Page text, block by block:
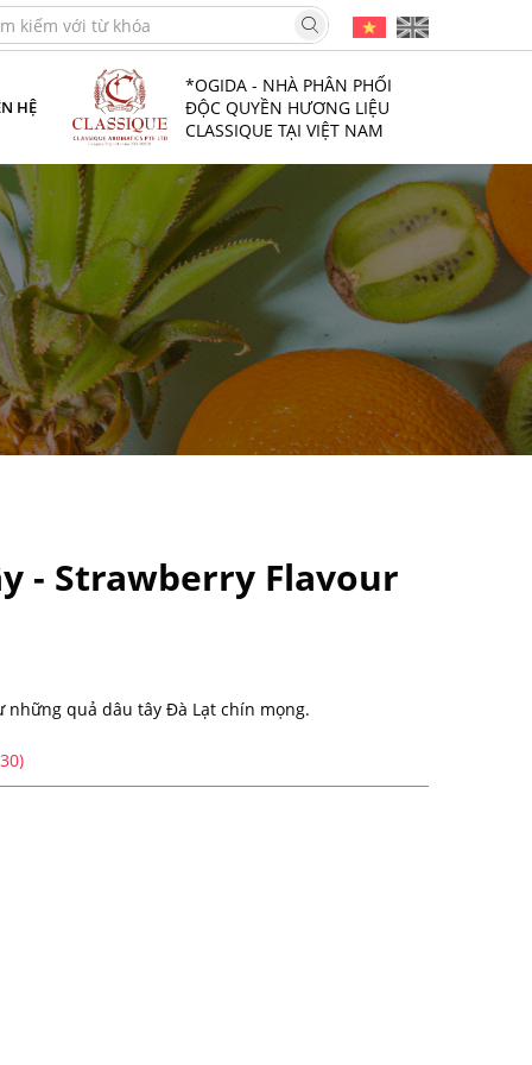
HỆ
*OGIDA - NHÀ PHÂN PHỐI
ĐỘC QUYỀN HƯƠNG LIỆU
CLASSIQUE TẠI VIỆT NAM
- Strawberry Flavour
những quả dâu tây Đà Lạt chín mọng.